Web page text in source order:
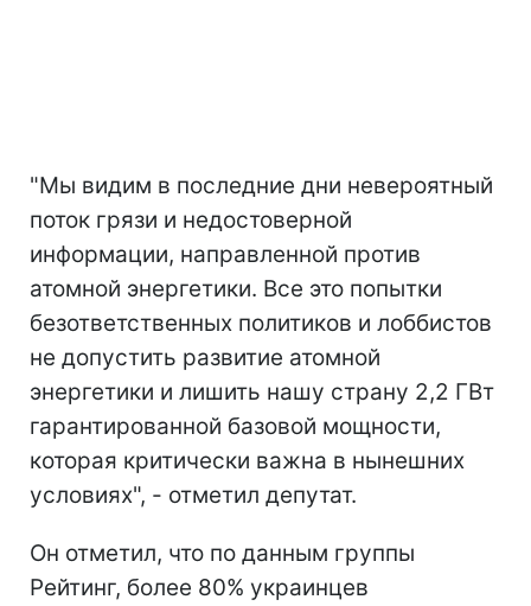
"Мы видим в последние дни невероятный
поток грязи и недостоверной
информации, направленной против
атомной энергетики. Все это попытки
безответственных политиков и лоббистов
не допустить развитие атомной
энергетики и лишить нашу страну 2,2 ГВт
гарантированной базовой мощности,
которая критически важна в нынешних
условиях", - отметил депутат.
Он отметил, что по данным группы
Рейтинг, более 80% украинцев